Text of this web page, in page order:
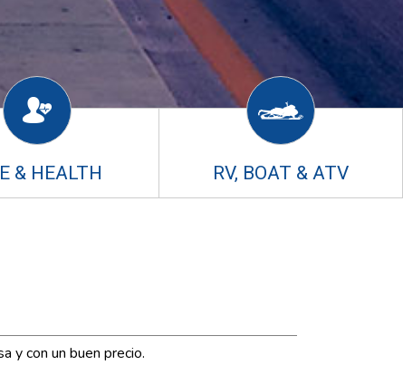
& HEALTH RV, BOAT & ATV
y con un buen precio.